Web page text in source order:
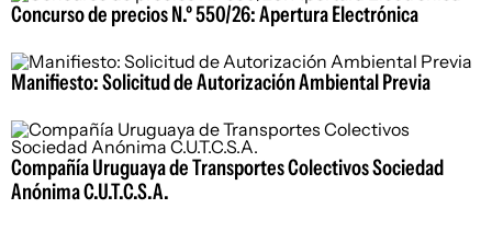
Concurso de precios N.º 550/26: Apertura Electrónica
Manifiesto: Solicitud de Autorización Ambiental Previa
Compañía Uruguaya de Transportes Colectivos Sociedad
Anónima C.U.T.C.S.A.